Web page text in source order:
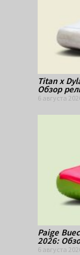
Titan x
Обзор
6 августа
Paige
2026:
6 августа